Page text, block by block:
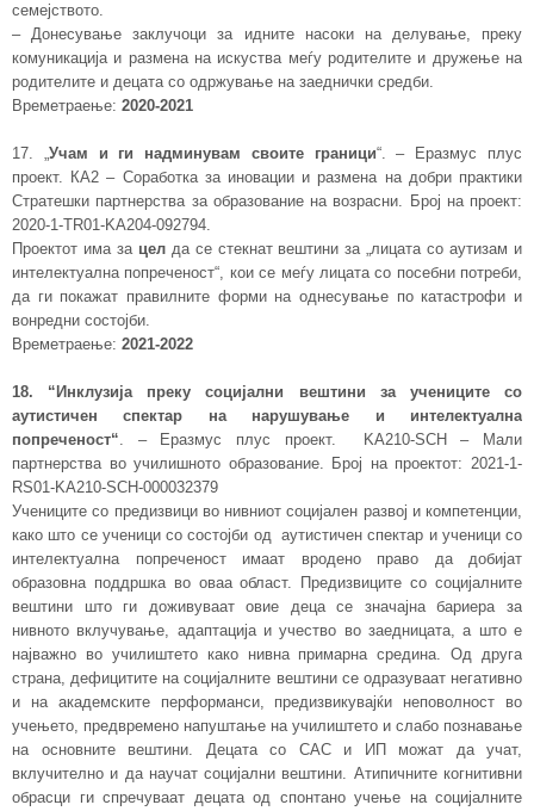
семејството.
– Донесување заклучоци за идните насоки на делување, преку
комуникација и размена на искуства меѓу родителите и дружење на
родителите и децата со одржување на заеднички средби.
Времетраење: 2020-2021
17. „Учам и ги надминувам своите граници“. – Еразмус плус
проект. КА2 – Соработка за иновации и размена на добри практики
Стратешки партнерства за образование на возрасни. Број на проект:
2020-1-TR01-KA204-092794.
Проектот има за целда се стекнат вештини за „лицата со аутизам и
интелектуална попреченост“, кои се меѓу лицата со посебни потреби,
да ги покажат правилните форми на однесување по катастрофи и
вонредни состојби.
Времетраење: 2021-2022
18. “Инклузија преку социјални вештини за учениците со
аутистичен спектар на нарушување и интелектуална
попреченост“. – Еразмус плус проект.
KA210-SCH – Мали
партнерства во училишното образование. Број на проектот: 2021-1-
RS01-KA210-SCH-000032379
Учениците со предизвици во нивниот социјален развој и компетенции,
како што се ученици со состојби од аутистичен спектар и ученици со
интелектуална попреченост имаат вродено право да добијат
образовна поддршка во оваа област. Предизвиците со социјалните
вештини што ги доживуваат овие деца се значајна бариера за
нивното вклучување, адаптација и учество во заедницата, а што е
најважно во училиштето како нивна примарна средина. Од друга
страна, дефицитите на социјалните вештини се одразуваат негативно
и на академските перформанси, предизвикувајќи неповолност во
учењето, предвремено напуштање на училиштето и слабо познавање
на основните вештини. Децата со САС и ИП можат да учат,
вклучително и да научат социјални вештини. Атипичните когнитивни
обрасци ги спречуваат децата од спонтано учење на социјалните